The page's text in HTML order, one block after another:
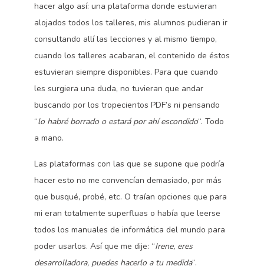
hacer algo así: una plataforma donde estuvieran
alojados todos los talleres, mis alumnos pudieran ir
consultando allí las lecciones y al mismo tiempo,
cuando los talleres acabaran, el contenido de éstos
estuvieran siempre disponibles. Para que cuando
les surgiera una duda, no tuvieran que andar
buscando por los tropecientos PDF’s ni pensando
“lo habré borrado o estará por ahí escondido“. Todo
a mano.
Las plataformas con las que se supone que podría
hacer esto no me convencían demasiado, por más
que busqué, probé, etc. O traían opciones que para
mi eran totalmente superfluas o había que leerse
todos los manuales de informática del mundo para
poder usarlos. Así que me dije: “Irene, eres
desarrolladora, puedes hacerlo a tu medida“.